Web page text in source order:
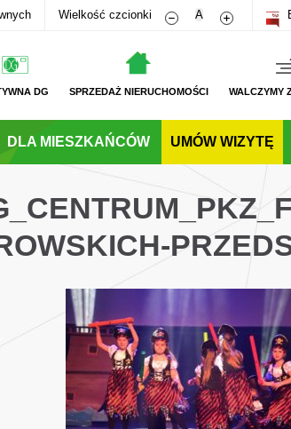
Wielkość czcionki Zmniejsz rozmiar
A Zwiększ
DG SPRZEDAŻ NIERUCHOMOŚCI WALCZYMY
DLA MIESZKAŃCÓW UMÓW WIZYTĘ